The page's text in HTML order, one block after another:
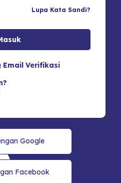
Lupa Kata Sandi?
Email Verifikasi
Google
Facebook